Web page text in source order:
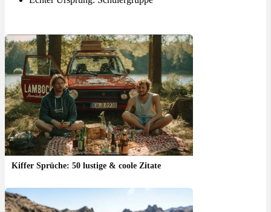
Kiffer Sprüche: 50 lustige & coole Zitate